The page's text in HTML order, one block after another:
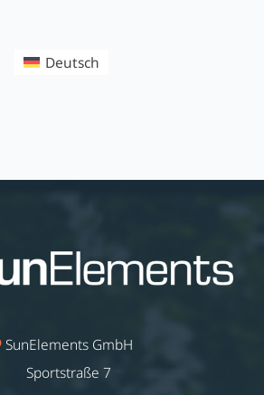
Deutsch
SunElements GmbH
Sportstraße 7